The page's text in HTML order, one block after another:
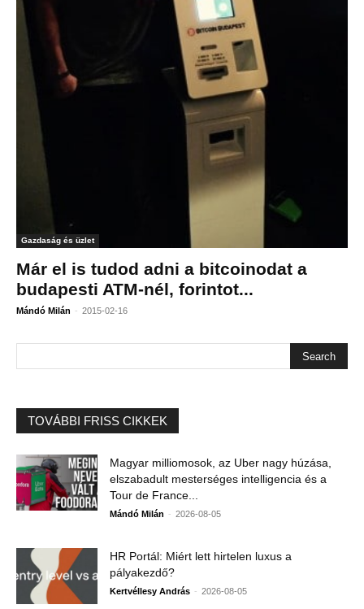
Gazdaság és üzlet
Már el is tudod adni a bitcoinodat a
budapesti ATM-nél, forintot...
Mándó Milán - 2015-02-16
TOVÁBBI FRISS CIKKEK
Magyar milliomosok, az Uber nagy húzása,
elszabadult mesterséges intelligencia és a
Tour de France...
Mándó Milán - 2026-08-05
HR Portál: Miért lett hirtelen luxus a
pályakezdő?
Kertvéllesy András - 2026-08-05